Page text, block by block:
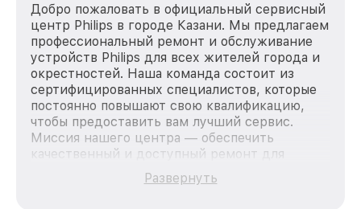
Добро пожаловать в официальный сервисный
центр Philips в городе Казани. Мы предлагаем
профессиональный ремонт и обслуживание
устройств Philips для всех жителей города и
окрестностей. Наша команда состоит из
сертифицированных специалистов, которые
постоянно повышают свою квалификацию,
чтобы предоставить вам лучший сервис.
Миссия нашего центра — обеспечить
качественный и доступный ремонт для
каждого пользователя продукции Philips, вне
зависимости от сложности поломки. Мы
Развернуть